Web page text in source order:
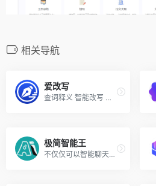
相关导航
爱改写
查词释义 智能改写 原创度检测 文稿纠错
极简智能王
不仅仅可以智能聊天AI绘画，还可以创作、编写、翻译、写代码等多种功能，满足用户生活和工作的多方面需求